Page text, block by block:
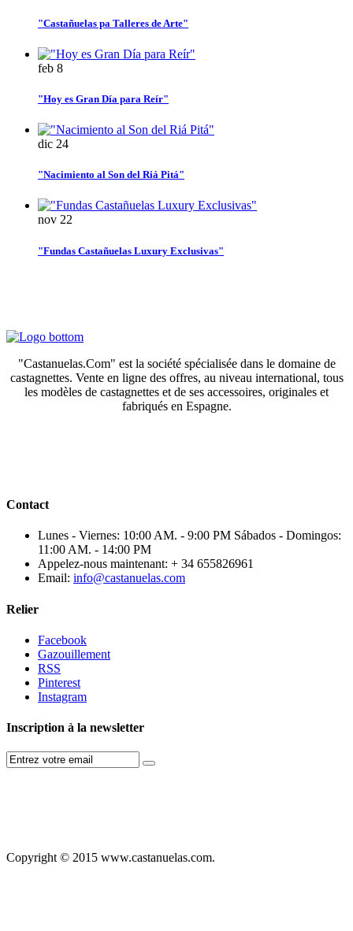
"Castañuelas pa Talleres de Arte"
feb 8
"Hoy es Gran Día para Reír"
dic 24
"Nacimiento al Son del Riá Pitá"
nov 22
"Fundas Castañuelas Luxury Exclusivas"
"Castanuelas.Com" est la société spécialisée dans le domaine de
castagnettes. Vente en ligne des offres, au niveau international, tous
les modèles de castagnettes et de ses accessoires, originales et
fabriqués en Espagne.
Contact
Lunes - Viernes: 10:00 AM. - 9:00 PM Sábados - Domingos:
11:00 AM. - 14:00 PM
Appelez-nous maintenant: + 34 655826961
Email: info@castanuelas.com
Relier
Facebook
Gazouillement
RSS
Pinterest
Instagram
Inscription à la newsletter
Copyright © 2015 www.castanuelas.com.